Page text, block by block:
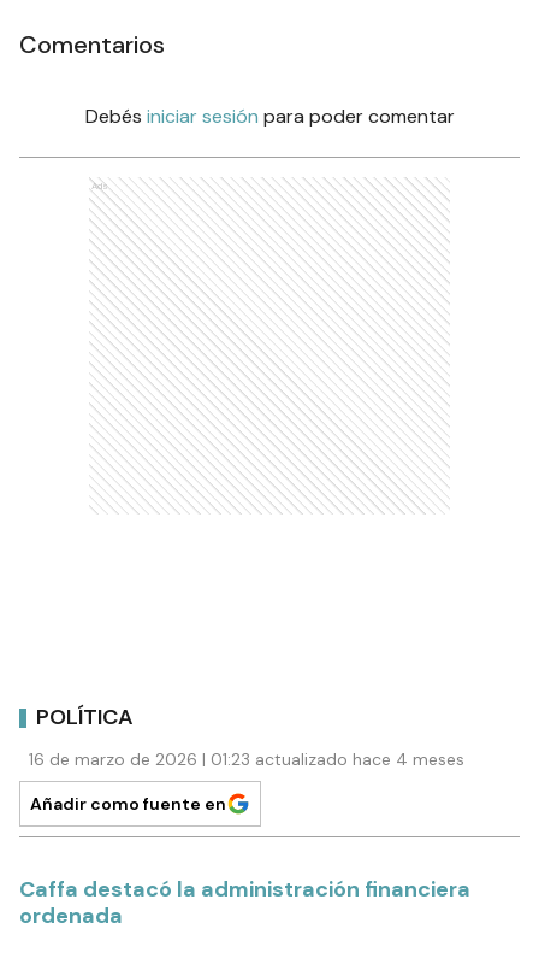
Comentarios
Debés iniciar sesión para poder comentar
Ads
POLÍTICA
16 de marzo de 2026 | 01:23 actualizado hace 4 meses
Añadir como fuente en
Caffa destacó la administración financiera
ordenada